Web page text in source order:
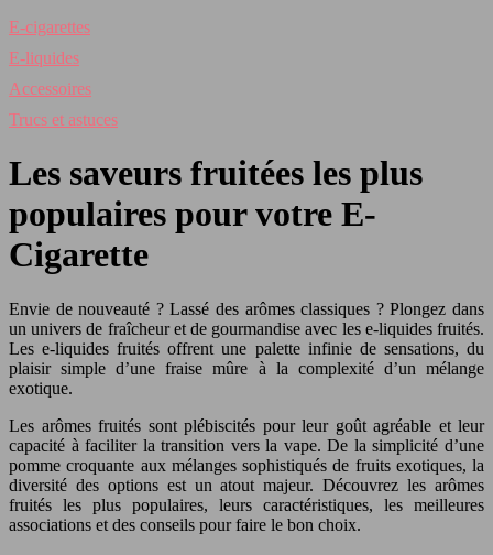
E-cigarettes
E-liquides
Accessoires
Trucs et astuces
Les saveurs fruitées les plus
populaires pour votre E-
Cigarette
Envie de nouveauté ? Lassé des arômes classiques ? Plongez dans
un univers de fraîcheur et de gourmandise avec les e-liquides fruités.
Les e-liquides fruités offrent une palette infinie de sensations, du
plaisir simple d’une fraise mûre à la complexité d’un mélange
exotique.
Les arômes fruités sont plébiscités pour leur goût agréable et leur
capacité à faciliter la transition vers la vape. De la simplicité d’une
pomme croquante aux mélanges sophistiqués de fruits exotiques, la
diversité des options est un atout majeur. Découvrez les arômes
fruités les plus populaires, leurs caractéristiques, les meilleures
associations et des conseils pour faire le bon choix.